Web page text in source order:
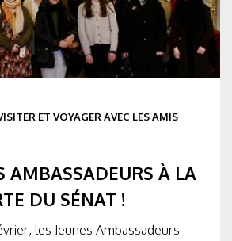
ET VOYAGER AVEC LES AMIS
AMBASSADEURS À LA
DU SÉNAT !
les Jeunes Ambassadeurs